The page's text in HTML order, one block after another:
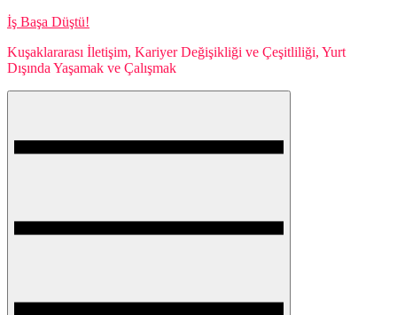
Skip
content
İş Başa Düştü!
Kuşaklararası İletişim, Kariyer Değişikliği ve Çeşitliliği, Yurt
Dışında Yaşamak ve Çalışmak